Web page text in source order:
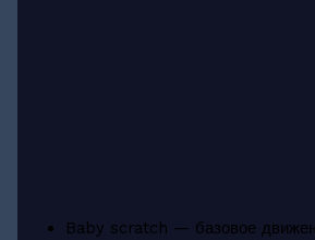
Baby scratch — базовое